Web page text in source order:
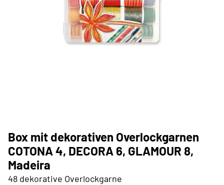
Box mit dekorativen Overlockgarnen
COTONA 4, DECORA 6, GLAMOUR 8,
Madeira
48 dekorative Overlockgarne